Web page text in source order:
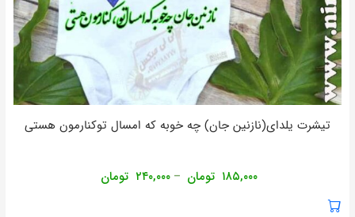
تیشرت یلدای(نازنین جان) چه خوبه که امسال توکنارمون هستی
۱۸۵,۰۰۰ تومان – ۲۴۰,۰۰۰ تومان